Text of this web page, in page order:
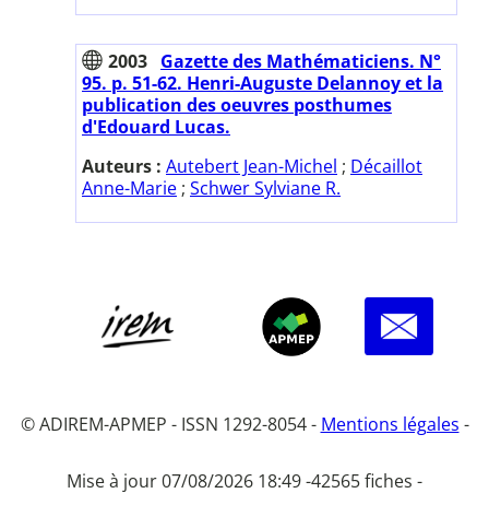
2003 Gazette des Mathématiciens. N°
95. p. 51-62. Henri-Auguste Delannoy et la
publication des oeuvres posthumes
d'Edouard Lucas.
Auteurs : Autebert Jean-Michel ; Décaillot
Anne-Marie ; Schwer Sylviane R.
© ADIREM-APMEP - ISSN 1292-8054 - Mentions légales -
Mise à jour 07/08/2026 18:49 -42565 fiches -